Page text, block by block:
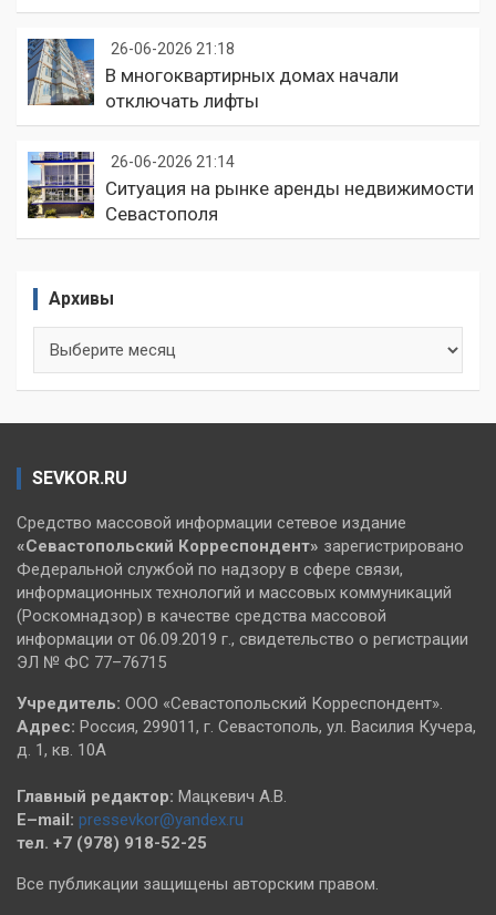
26-06-2026 21:18
В многоквартирных домах начали
отключать лифты
26-06-2026 21:14
Ситуация на рынке аренды недвижимости
Севастополя
Архивы
SEVKOR.RU
Средство массовой информации сетевое издание
«Севастопольский Корреспондент» зарегистрировано
Федеральной службой по надзору в сфере связи,
информационных технологий и массовых коммуникаций
(Роскомнадзор) в качестве средства массовой
информации от 06.09.2019 г., свидетельство о регистрации
ЭЛ № ФС 77–76715
Учредитель: ООО «Севастопольский Корреспондент».
Адрес: Россия, 299011, г. Севастополь, ул. Василия Кучера,
д. 1, кв. 10А
Главный редактор: Мацкевич А.В.
E–mail: pressevkor@yandex.ru
тел. +7 (978) 918-52-25
Все публикации защищены авторским правом.